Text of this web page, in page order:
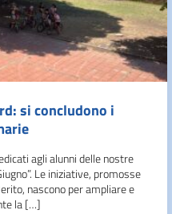
si concludono i
agli alunni delle nostre
Le iniziative, promosse
nascono per ampliare e
la […]